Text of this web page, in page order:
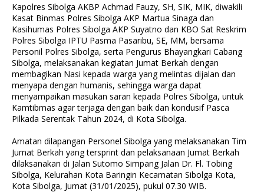
Kapolres Sibolga AKBP Achmad Fauzy, SH, SIK, MIK, diwakili
Kasat Binmas Polres Sibolga AKP Martua Sinaga dan
Kasihumas Polres Sibolga AKP Suyatno dan KBO Sat Reskrim
Polres Sibolga IPTU Pasma Pasaribu, SE, MM, bersama
Personil Polres Sibolga, serta Pengurus Bhayangkari Cabang
Sibolga, melaksanakan kegiatan Jumat Berkah dengan
membagikan Nasi kepada warga yang melintas dijalan dan
menyapa dengan humanis, sehingga warga dapat
menyampaikan masukan saran kepada Polres Sibolga, untuk
Kamtibmas agar terjaga dengan baik dan kondusif Pasca
Pilkada Serentak Tahun 2024, di Kota Sibolga.
Amatan dilapangan Personel Sibolga yang melaksanakan Tim
Jumat Berkah yang tersprint dan pelaksanaan Jumat Berkah
dilaksanakan di Jalan Sutomo Simpang Jalan Dr. Fl. Tobing
Sibolga, Kelurahan Kota Baringin Kecamatan Sibolga Kota,
Kota Sibolga, Jumat (31/01/2025), pukul 07.30 WIB.